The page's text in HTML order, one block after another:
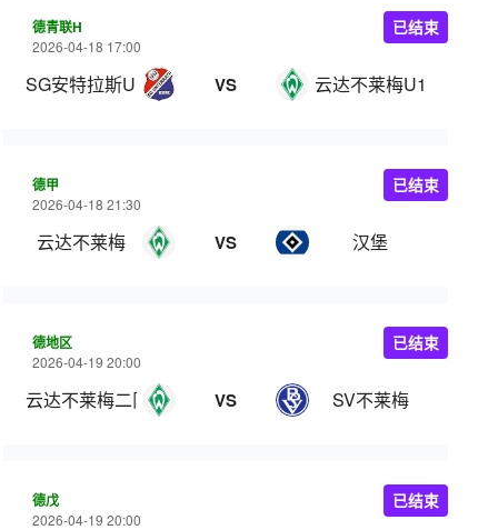
德青联H
2026-04-18 17:00
SG安特拉斯U19 VS 云达不莱梅U19
已结束
德甲
2026-04-18 21:30
云达不莱梅 VS 汉堡
已结束
德地区
2026-04-19 20:00
云达不莱梅二队 VS SV不莱梅
已结束
德戊
2026-04-19 20:00
已结束